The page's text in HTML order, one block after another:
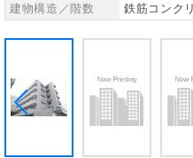
建物構造／階数
鉄筋コンク